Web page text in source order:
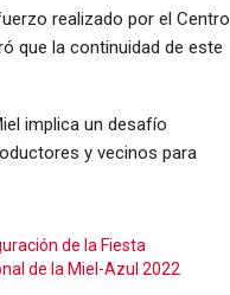
realizado por el Centro
que la continuidad de este
implica un desafío
y vecinos para
de la Fiesta
de la Miel-Azul 2022